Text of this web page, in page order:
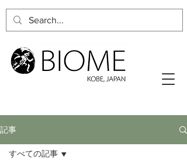
記事
すべての記事